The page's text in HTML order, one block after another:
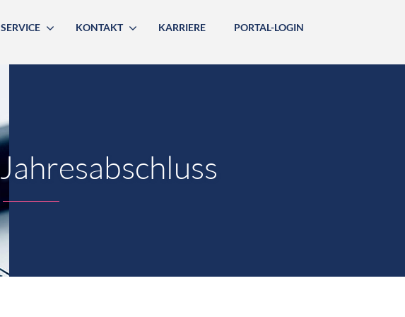
SERVICE KONTAKT KARRIERE PORTAL-LOGIN
Jahresabschluss